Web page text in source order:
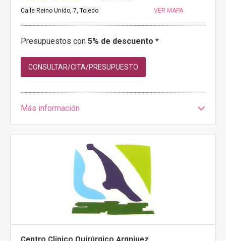
Calle Reino Unido, 7, Toledo VER MAPA
Presupuestos con 5% de descuento *
CONSULTAR/CITA/PRESUPUESTO
Más información